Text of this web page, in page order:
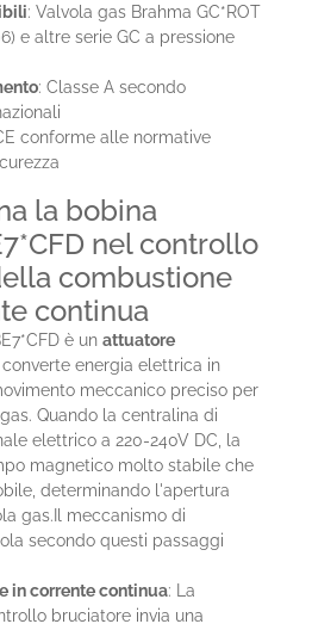
: Valvola gas Brahma GC*ROT
e altre serie GC a pressione
: Classe A secondo
conforme alle normative
la bobina
nel controllo
combustione
continua
è unattuatore
energia elettrica in
meccanico preciso per
Quando la centralina di
elettrico a 220-240V DC, la
magnetico molto stabile che
determinando l'apertura
gas.Il meccanismo di
secondo questi passaggi
in corrente continua: La
bruciatore invia una